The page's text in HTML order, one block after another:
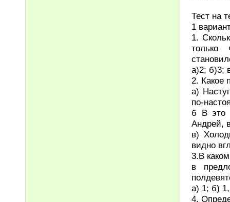
Тест на
1
1.
только
а)2; б)3;
2. Какое
а)
по-
б В это
Андрей,
в)
видно
3.В
в
а) 1; б)
4.